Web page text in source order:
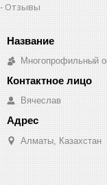
Отзывы
Многопрофильный
Вячеслав
Алматы, Казахстан